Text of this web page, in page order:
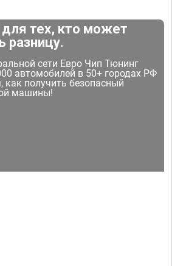
тех, кто может
разницу.
сети Евро Чип Тюнинг
автомобилей в 50+ городах РФ
получить безопасный
машины!